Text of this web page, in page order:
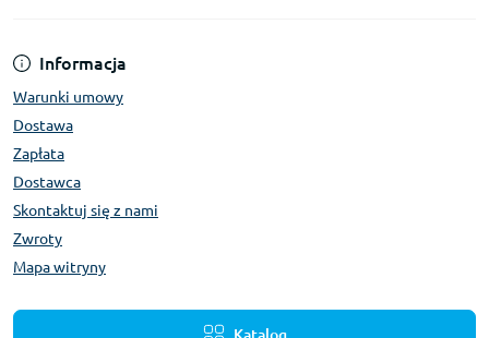
Informacja
Warunki umowy
Dostawa
Zapłata
Dostawca
Skontaktuj się z nami
Zwroty
Mapa witryny